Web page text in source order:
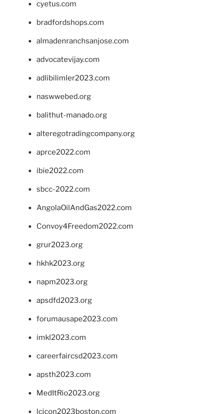
cyetus.com
bradfordshops.com
almadenranchsanjose.com
advocatevijay.com
adlibilimler2023.com
naswwebed.org
balithut-manado.org
alteregotradingcompany.org
aprce2022.com
ibie2022.com
sbcc-2022.com
AngolaOilAndGas2022.com
Convoy4Freedom2022.com
grur2023.org
hkhk2023.org
napm2023.org
apsdfd2023.org
forumausape2023.com
imkl2023.com
careerfaircsd2023.com
apsth2023.com
MedItRio2023.org
lcicon2023boston.com